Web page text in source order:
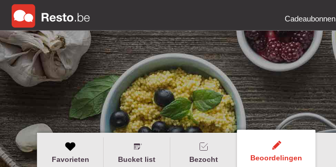
Cadeaubonnen
Favorieten Bucket list Bezocht Beoordelingen